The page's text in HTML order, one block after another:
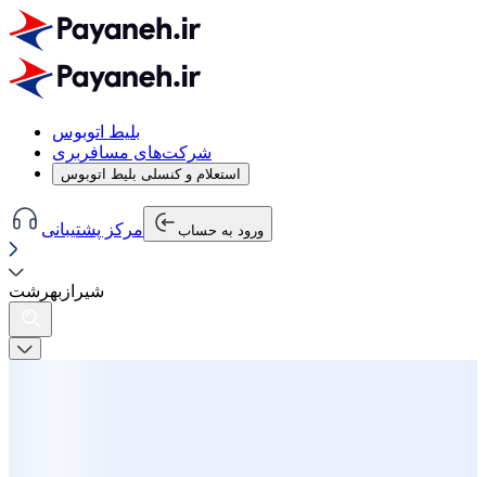
بلیط اتوبوس
شرکت‌های مسافربری
استعلام و کنسلی بلیط اتوبوس
مرکز پشتیبانی ورود به حساب
شیراز بهرشت